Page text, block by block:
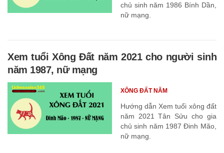
chủ sinh năm 1986 Bính Dần,
nữ mạng.
Xem tuổi Xông Đất năm 2021 cho người sinh
năm 1987, nữ mạng
Hướng dẫn Xem tuổi xông đất
năm 2021 Tân Sửu cho gia
chủ sinh năm 1987 Đinh Mão,
nữ mạng.
XÔNG ĐẤT NĂM